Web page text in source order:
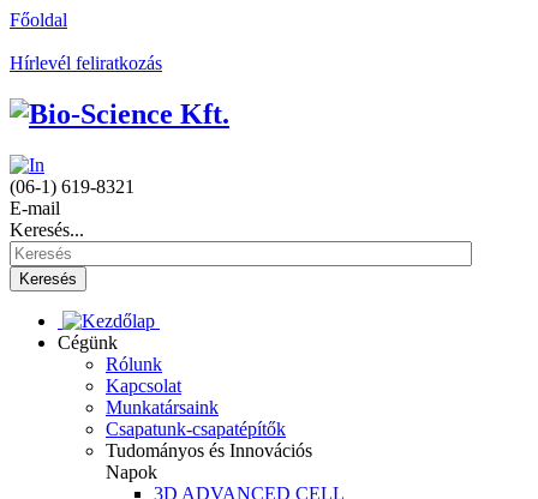
Főoldal
Hírlevél feliratkozás
(06-1) 619-8321
E-mail
Keresés...
Keresés
Cégünk
Rólunk
Kapcsolat
Munkatársaink
Csapatunk-csapatépítők
Tudományos és Innovációs
Napok
3D ADVANCED CELL